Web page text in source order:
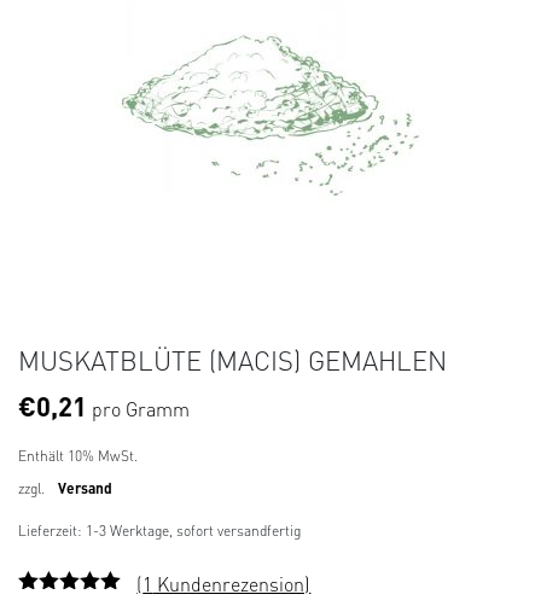
MUSKATBLÜTE (MACIS) GEMAHLEN
€0,21 pro Gramm
Enthält 10% MwSt.
zzgl.
Versand
Lieferzeit: 1-3 Werktage, sofort versandfertig
(1 Kundenrezension)